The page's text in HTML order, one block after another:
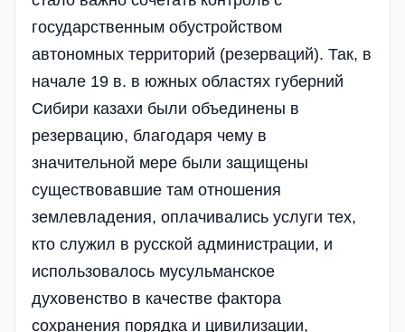
государственным обустройством
автономных территорий (резерваций). Так, в
начале 19 в. в южных областях губерний
Сибири казахи были объединены в
резервацию, благодаря чему в
значительной мере были защищены
существовавшие там отношения
землевладения, оплачивались услуги тех,
кто служил в русской администрации, и
использовалось мусульманское
духовенство в качестве фактора
сохранения порядка и цивилизации,